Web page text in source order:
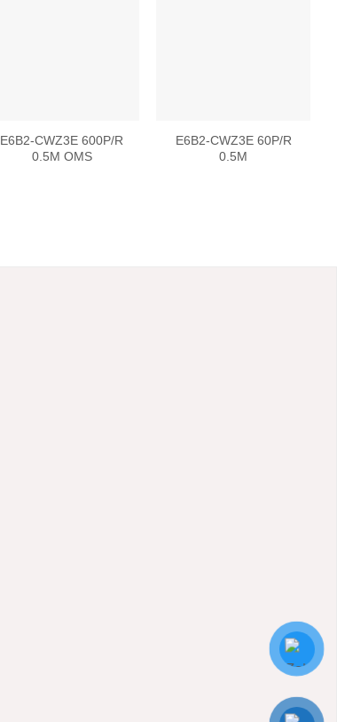
E6B2-CWZ3E 600P/R
0.5M OMS
E6B2-CWZ3E 60P/R
0.5M